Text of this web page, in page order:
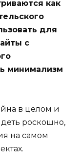
как
для
с
минимализм
в целом и
роскошно,
на самом